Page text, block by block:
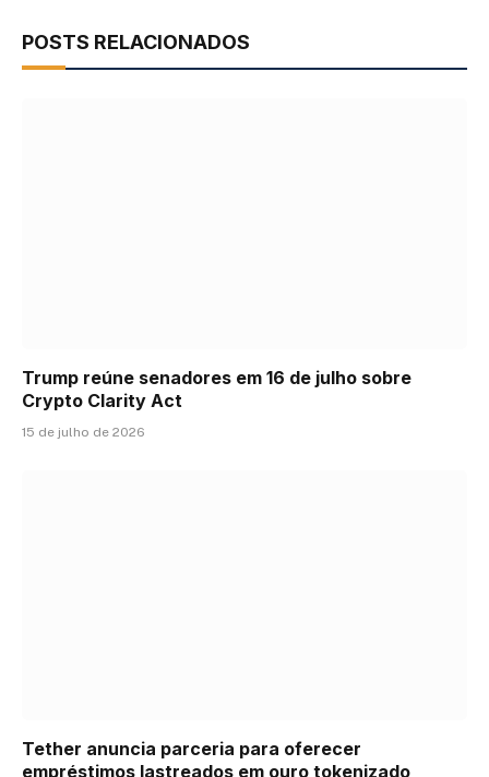
POSTS RELACIONADOS
Trump reúne senadores em 16 de julho sobre
Crypto Clarity Act
15 de julho de 2026
Tether anuncia parceria para oferecer
empréstimos lastreados em ouro tokenizado